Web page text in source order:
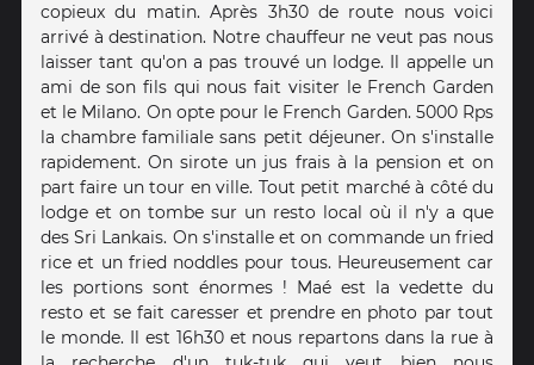
copieux du matin. Après 3h30 de route nous voici
arrivé à destination. Notre chauffeur ne veut pas nous
laisser tant qu'on a pas trouvé un lodge. Il appelle un
ami de son fils qui nous fait visiter le French Garden
et le Milano. On opte pour le French Garden. 5000 Rps
la chambre familiale sans petit déjeuner. On s'installe
rapidement. On sirote un jus frais à la pension et on
part faire un tour en ville. Tout petit marché à côté du
lodge et on tombe sur un resto local où il n'y a que
des Sri Lankais. On s'installe et on commande un fried
rice et un fried noddles pour tous. Heureusement car
les portions sont énormes ! Maé est la vedette du
resto et se fait caresser et prendre en photo par tout
le monde. Il est 16h30 et nous repartons dans la rue à